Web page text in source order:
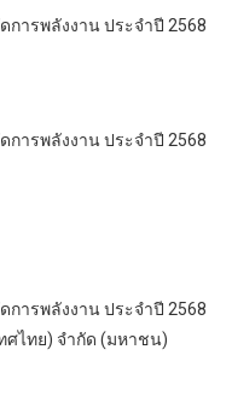
การพลังงาน ประจำปี 2568
การพลังงาน ประจำปี 2568
การพลังงาน ประจำปี 2568
ศไทย) จำกัด (มหาชน)